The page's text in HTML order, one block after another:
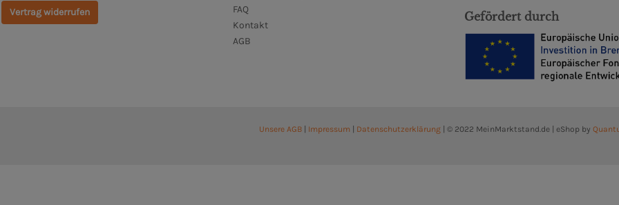
Vertrag widerrufen
FAQ
Kontakt
AGB
Gefördert durch
Unsere AGB Impressum Datenschutzerklärung | © 2022 MeinMarktstand.de | eShop by